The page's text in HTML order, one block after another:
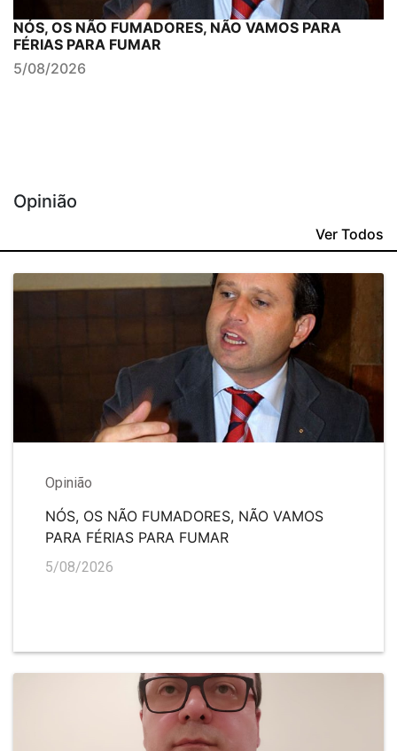
NÓS, OS NÃO FUMADORES, NÃO VAMOS PARA
FÉRIAS PARA FUMAR
5/08/2026
Opinião
Ver Todos
Opinião
NÓS, OS NÃO FUMADORES, NÃO VAMOS
PARA FÉRIAS PARA FUMAR
5/08/2026